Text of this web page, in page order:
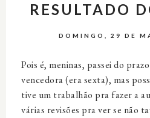
RESULTADO
DOMINGO, 29 DE
Pois é, meninas, passei do
vencedora (era sexta), mas
tive um trabalhão pra fazer a
várias revisões pra ver se não